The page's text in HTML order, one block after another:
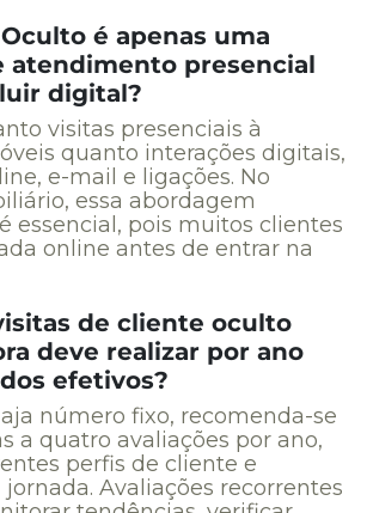
é apenas uma
atendimento presencial
digital?
visitas presenciais à
quanto interações digitais,
e-mail e ligações. No
essa abordagem
essencial, pois muitos clientes
online antes de entrar na
de cliente oculto
deve realizar por ano
efetivos?
número fixo, recomenda-se
a quatro avaliações por ano,
perfis de cliente e
Avaliações recorrentes